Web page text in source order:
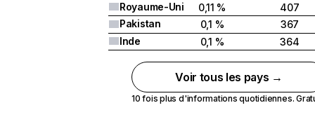
Royaume-Uni
0,11 %
407
Pakistan
0,1 %
367
Inde
0,1 % 364
Voir tous les pays →
10 fois plus d'informations quotidiennes.